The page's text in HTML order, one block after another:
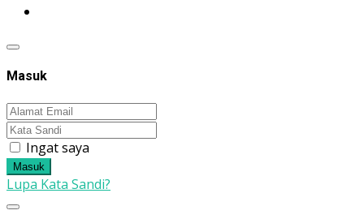
Masuk
Ingat saya
Masuk
Lupa Kata Sandi?